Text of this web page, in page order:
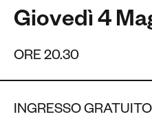
Giovedì 4
ORE 20.30
INGRESSO GRATUITO